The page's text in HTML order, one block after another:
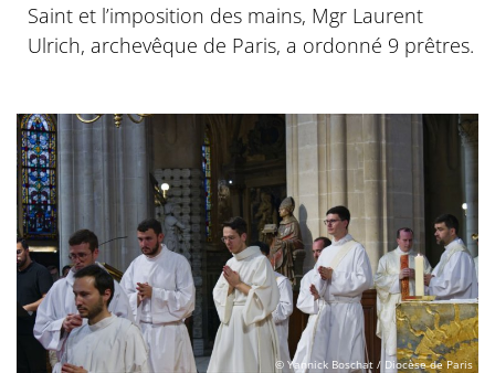
Saint et l’imposition des mains, Mgr Laurent
Ulrich, archevêque de Paris, a ordonné 9 prêtres.
© Yannick Boschat / Diocèse de Paris